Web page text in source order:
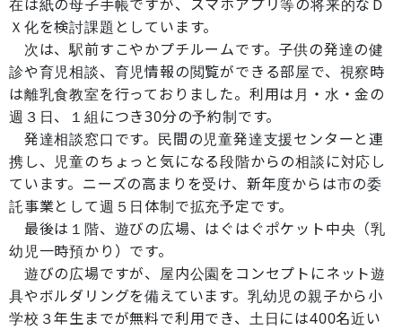
在は紙の母子手帳ですが、スマホアプリ等の将来的なＤ
Ｘ化を検討課題としています。
次は、駅前すこやかプチルームです。子供の発達の健
診や育児相談、育児情報の閲覧ができる部屋で、視察時
は離乳食教室を行っておりました。利用は月・水・金の
週３日、１組につき30分の予約制です。
発達相談窓口です。民間の児童発達支援センターと連
携し、児童のちょっと気になる段階からの相談に対応し
ています。ニーズの高まりを受け、新年度からは市の委
託事業として週５日体制で拡充予定です。
最後は１階、遊びの広場、はぐはぐポケット中央（乳
幼児一時預かり）です。
遊びの広場ですが、屋内公園をコンセプトにネット遊
具やボルダリングを備えています。乳幼児の親子から小
学校３年生までが無料で利用でき、土日には400名近い